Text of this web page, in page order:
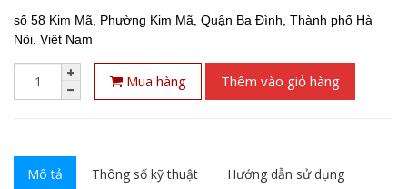
số 58 Kim Mã, Phường Kim Mã, Quận Ba Đình, Thành phố Hà
Nội, Việt Nam
Mua hàng Thêm vào giỏ hàng
Mô tả Thông số kỹ thuật Hướng dẫn sử dụng